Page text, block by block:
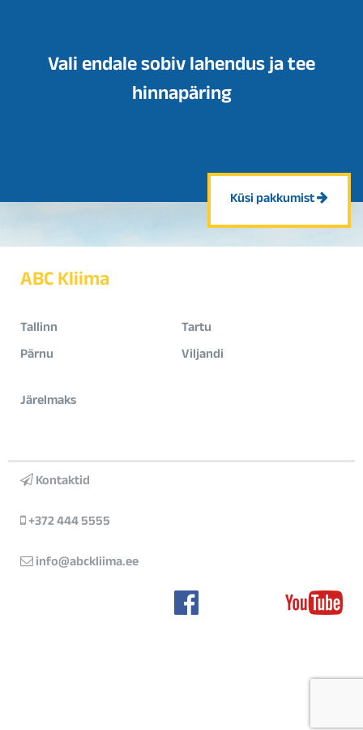
Vali endale sobiv lahendus ja tee
hinnapäring
Küsi pakkumist
ABC Kliima
Tallinn
Tartu
Pärnu
Viljandi
Järelmaks
Kontaktid
+372 444 5555
info@abckliima.ee